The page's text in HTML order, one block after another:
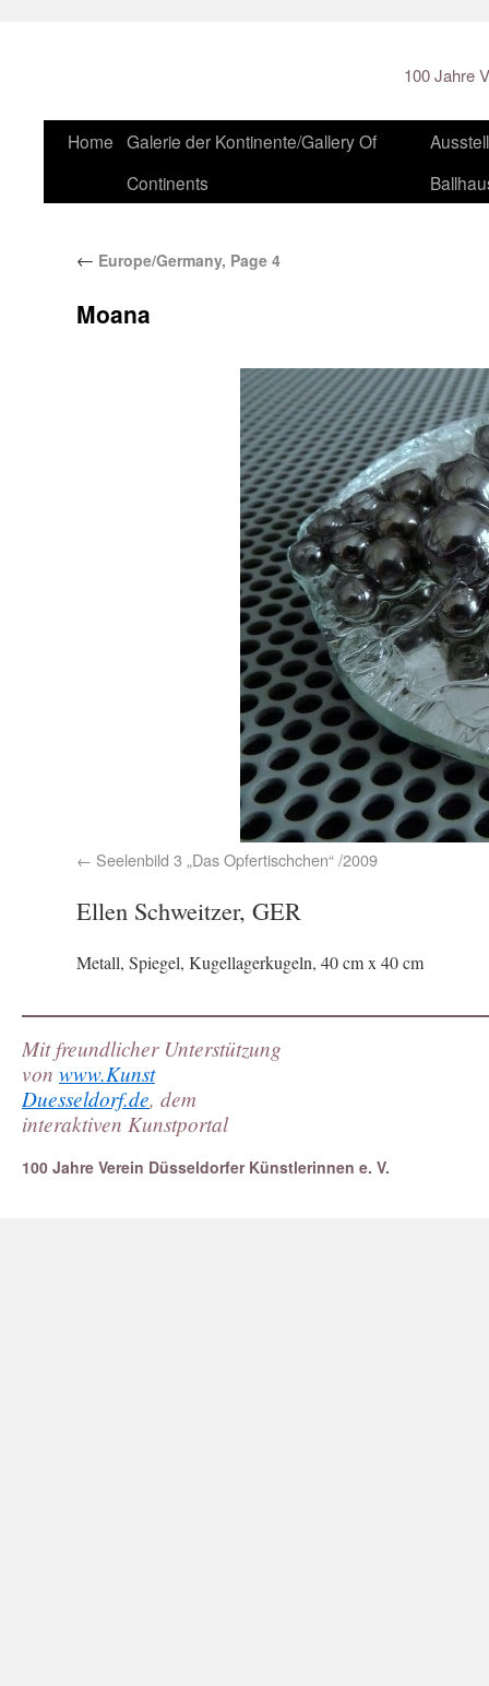
100 Jahre
Home Galerie der Kontinente/Gallery Of
Continents
← Europe/Germany, Page 4
Moana
Seelenbild 3 „Das Opfertischchen“ /2009
Ellen Schweitzer, GER
Metall, Spiegel, Kugellagerkugeln, 40 cm x 40 cm
Mit freundlicher Unterstützung
von www.Kunst
Duesseldorf.de, dem
interaktiven Kunstportal
100 Jahre Verein Düsseldorfer Künstlerinnen e. V.